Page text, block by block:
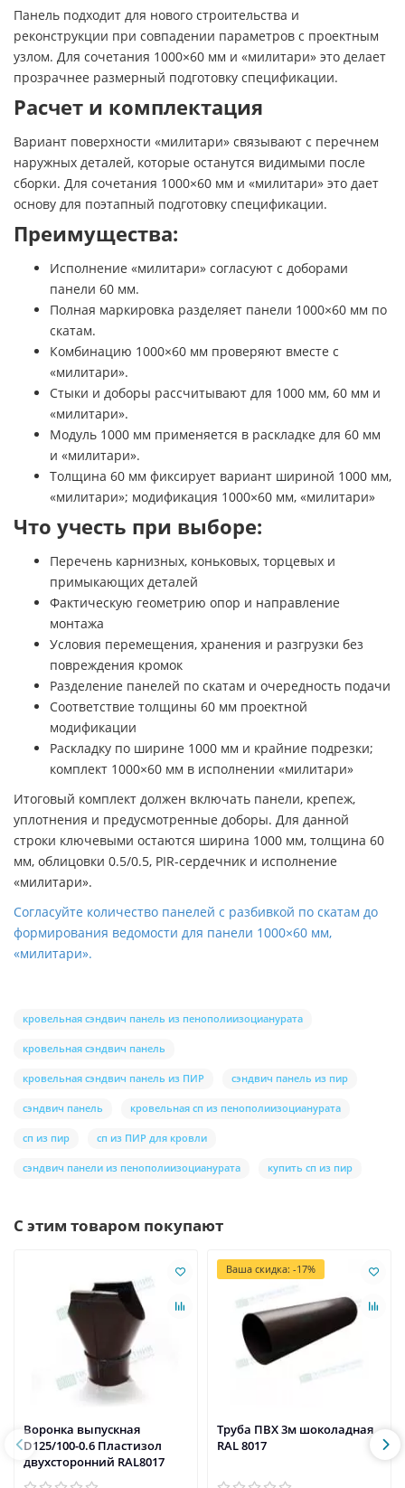
Панель подходит для нового строительства и
реконструкции при совпадении параметров с проектным
узлом. Для сочетания 1000×60 мм и «милитари» это делает
прозрачнее размерный подготовку спецификации.
Расчет и комплектация
Вариант поверхности «милитари» связывают с перечнем
наружных деталей, которые останутся видимыми после
сборки. Для сочетания 1000×60 мм и «милитари» это дает
основу для поэтапный подготовку спецификации.
Преимущества:
Исполнение «милитари» согласуют с доборами
панели 60 мм.
Полная маркировка разделяет панели 1000×60 мм по
скатам.
Комбинацию 1000×60 мм проверяют вместе с
«милитари».
Стыки и доборы рассчитывают для 1000 мм, 60 мм и
«милитари».
Модуль 1000 мм применяется в раскладке для 60 мм
и «милитари».
Толщина 60 мм фиксирует вариант шириной 1000 мм,
«милитари»; модификация 1000×60 мм, «милитари»
Что учесть при выборе:
Перечень карнизных, коньковых, торцевых и
примыкающих деталей
Фактическую геометрию опор и направление
монтажа
Условия перемещения, хранения и разгрузки без
повреждения кромок
Разделение панелей по скатам и очередность подачи
Соответствие толщины 60 мм проектной
модификации
Раскладку по ширине 1000 мм и крайние подрезки;
комплект 1000×60 мм в исполнении «милитари»
Итоговый комплект должен включать панели, крепеж,
уплотнения и предусмотренные доборы. Для данной
строки ключевыми остаются ширина 1000 мм, толщина 60
мм, облицовки 0.5/0.5, PIR-сердечник и исполнение
«милитари».
Согласуйте количество панелей с разбивкой по скатам до
формирования ведомости для панели 1000×60 мм,
«милитари».
кровельная сэндвич панель из пенополиизоцианурата
кровельная сэндвич панель
кровельная сэндвич панель из ПИР сэндвич панель из пир
сэндвич панель кровельная сп из пенополиизоцианурата
сп из пир сп из ПИР для кровли
сэндвич панели из пенополиизоцианурата купить сп из пир
С этим товаром покупают
Воронка выпускная
D125/100-0.6 Пластизол
двухсторонний RAL8017
Ваша скидка: -17%
Труба ПВХ 3м шоколадная
RAL 8017